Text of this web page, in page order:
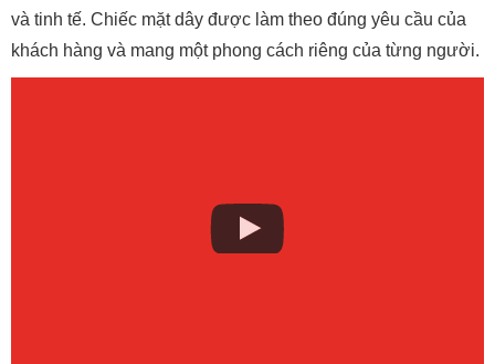
và tinh tế. Chiếc mặt dây được làm theo đúng yêu cầu của
khách hàng và mang một phong cách riêng của từng người.